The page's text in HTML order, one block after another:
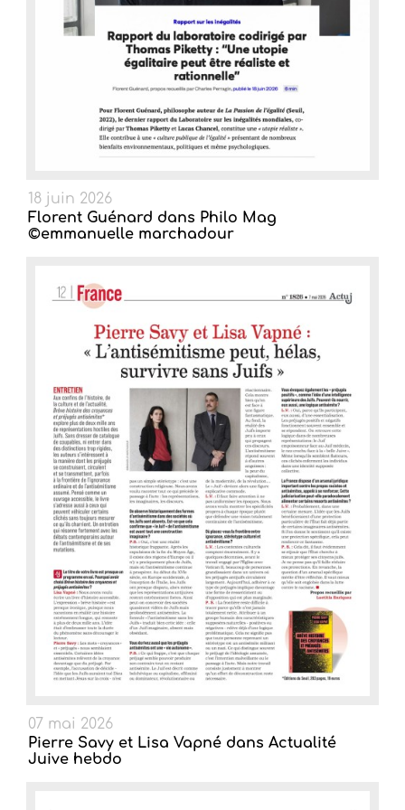
18 juin 2026
Florent Guénard dans Philo Mag
©emmanuelle marchadour
07 mai 2026
Pierre Savy et Lisa Vapné dans Actualité
Juive hebdo